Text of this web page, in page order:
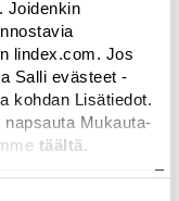
Joidenkin
lindex.com. Jos
Salli evästeet -
kohdan Lisätiedot.
Mukauta-
täältä.